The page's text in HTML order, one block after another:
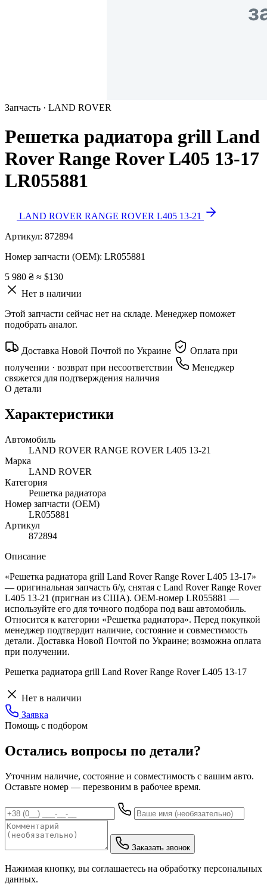
Запчасть · LAND ROVER
Решетка радиатора grill Land
Rover Range Rover L405 13-17
LR055881
LAND ROVER RANGE ROVER L405 13-21
Артикул: 872894
Номер запчасти (OEM): LR055881
5 980 ₴ ≈ $130
Нет в наличии
Этой запчасти сейчас нет на складе. Менеджер поможет
подобрать аналог.
Доставка Новой Почтой по Украине
Оплата при
получении · возврат при несоответствии
Менеджер
свяжется для подтверждения наличия
О детали
Характеристики
Автомобиль
LAND ROVER RANGE ROVER L405 13-21
Марка
LAND ROVER
Категория
Решетка радиатора
Номер запчасти (OEM)
LR055881
Артикул
872894
Описание
«Решетка радиатора grill Land Rover Range Rover L405 13-17»
— оригинальная запчасть б/у, снятая с Land Rover Range Rover
L405 13-21 (пригнан из США). OEM-номер LR055881 —
используйте его для точного подбора под ваш автомобиль.
Относится к категории «Решетка радиатора». Перед покупкой
менеджер подтвердит наличие, состояние и совместимость
детали. Доставка Новой Почтой по Украине; возможна оплата
при получении.
Решетка радиатора grill Land Rover Range Rover L405 13-17
Нет в наличии
Заявка
Помощь с подбором
Остались вопросы по детали?
Уточним наличие, состояние и совместимость с вашим авто.
Оставьте номер — перезвоним в рабочее время.
Заказать звонок
Нажимая кнопку, вы соглашаетесь на обработку персональных
данных.